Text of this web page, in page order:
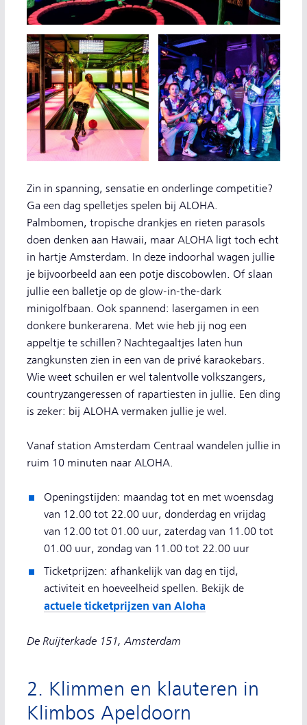
Zin in spanning, sensatie en onderlinge competitie?
Ga een dag spelletjes spelen bij ALOHA.
Palmbomen, tropische drankjes en rieten parasols
doen denken aan Hawaii, maar ALOHA ligt toch echt
in hartje Amsterdam. In deze indoorhal wagen jullie
je bijvoorbeeld aan een potje discobowlen. Of slaan
jullie een balletje op de glow-in-the-dark
minigolfbaan. Ook spannend: lasergamen in een
donkere bunkerarena. Met wie heb jij nog een
appeltje te schillen? Nachtegaaltjes laten hun
zangkunsten zien in een van de privé karaokebars.
Wie weet schuilen er wel talentvolle volkszangers,
countryzangeressen of rapartiesten in jullie. Een ding
is zeker: bij ALOHA vermaken jullie je wel.
Vanaf station Amsterdam Centraal wandelen jullie in
ruim 10 minuten naar ALOHA.
Openingstijden: maandag tot en met woensdag
van 12.00 tot 22.00 uur, donderdag en vrijdag
van 12.00 tot 01.00 uur, zaterdag van 11.00 tot
01.00 uur, zondag van 11.00 tot 22.00 uur
Ticketprijzen: afhankelijk van dag en tijd,
activiteit en hoeveelheid spellen. Bekijk de
actuele ticketprijzen van Aloha
De Ruijterkade 151, Amsterdam
2. Klimmen en klauteren in
Klimbos Apeldoorn